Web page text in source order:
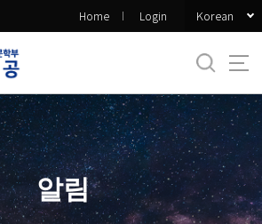
Home Login Korean
알림